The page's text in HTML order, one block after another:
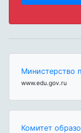
Министерство
www.edu.gov.ru
Комитет